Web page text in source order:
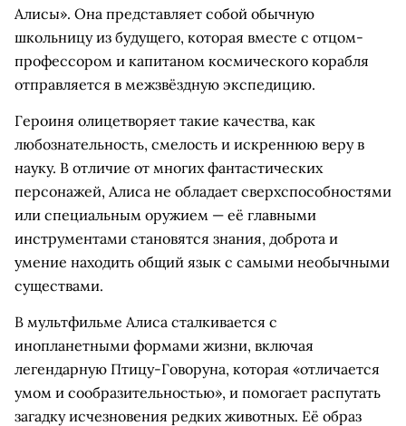
Алисы». Она представляет собой обычную
школьницу из будущего, которая вместе с отцом-
профессором и капитаном космического корабля
отправляется в межзвёздную экспедицию.
Героиня олицетворяет такие качества, как
любознательность, смелость и искреннюю веру в
науку. В отличие от многих фантастических
персонажей, Алиса не обладает сверхспособностями
или специальным оружием — её главными
инструментами становятся знания, доброта и
умение находить общий язык с самыми необычными
существами.
В мультфильме Алиса сталкивается с
инопланетными формами жизни, включая
легендарную Птицу-Говоруна, которая «отличается
умом и сообразительностью», и помогает распутать
загадку исчезновения редких животных. Её образ